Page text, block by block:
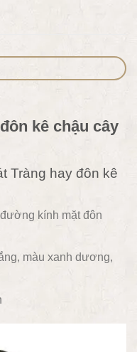
kê chậu cây
Tràng hay đôn kê
kính mặt đôn
màu xanh dương,